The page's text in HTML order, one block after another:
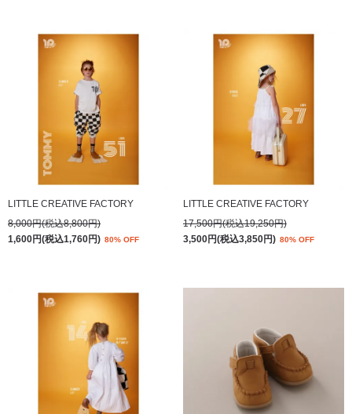
LITTLE CREATIVE FACTORY
8,000円(税込8,800円)
1,600円(税込1,760円) 80% OFF
LITTLE CREATIVE FACTORY
17,500円(税込19,250円)
3,500円(税込3,850円) 80% OFF